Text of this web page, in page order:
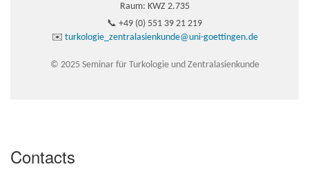
Raum: KWZ 2.735
📞 +49 (0) 551 39 21 219
✉️ turkologie_zentralasienkunde@uni-goettingen.de
© 2025 Seminar für Turkologie und Zentralasienkunde
Contacts